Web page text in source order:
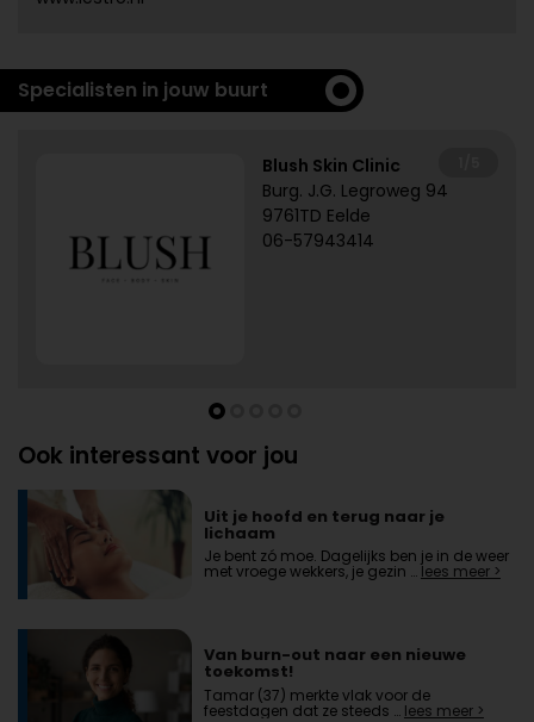
Specialisten in jouw buurt
Blush Skin Clinic
Burg. J.G. Legroweg 94
9761TD Eelde
06-57943414
Ook interessant voor jou
Uit je hoofd en terug naar je
lichaam
Je bent zó moe. Dagelijks ben je in de weer
met vroege wekkers, je gezin …lees meer >
Van burn-out naar een nieuwe
toekomst!
Tamar (37) merkte vlak voor de
feestdagen dat ze steeds … lees meer >